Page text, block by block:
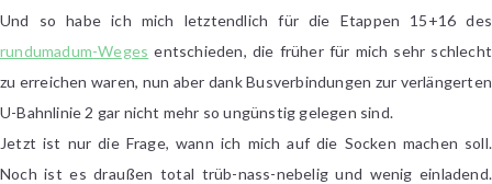
Und so habe ich mich letztendlich für die Etappen 15+16 des
rundumadum-Weges entschieden, die früher für mich sehr schlecht
zu erreichen waren, nun aber dank Busverbindungen zur verlängerten
U-Bahnlinie 2 gar nicht mehr so ungünstig gelegen sind.
Jetzt ist nur die Frage, wann ich mich auf die Socken machen soll.
Noch ist es draußen total trüb-nass-nebelig und wenig einladend.